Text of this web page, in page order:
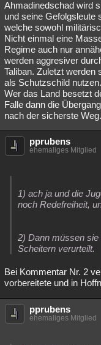
Ahmadinedschad wird
und seine Gefolgsleute
welche sowohl
Nicht einmal eine
Regime auch nur
werden aggresiver
Taliban. Zuletzt werden
als Schutzschild nutzen.
Wer das Land besetzt
Falle dann die
nach der sicherste Weg.
pprubens
ehemaliges Mitglied
1) ach ja und die
noch Redefreiheit,
2) Dann müssen sie
Scheitern verurteilt.
Bei Kommentar Nr. 2
vorbereitete und in
pprubens
ehemaliges Mitglied